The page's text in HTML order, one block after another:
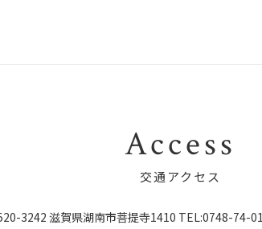
Access
交通アクセス
3242 滋賀県湖南市菩提寺1410 TEL:0748-74-